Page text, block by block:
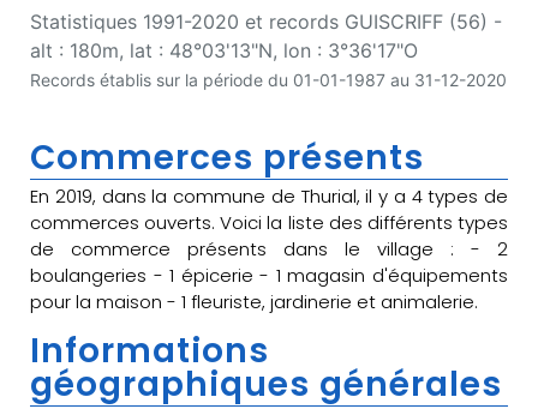
Statistiques 1991-2020 et records GUISCRIFF (56) -
alt : 180m, lat : 48°03'13"N, lon : 3°36'17"O
Records établis sur la période du 01-01-1987 au 31-12-2020
Commerces présents
En 2019, dans la commune de Thurial, il y a 4 types de
commerces ouverts. Voici la liste des différents types
de commerce présents dans le village : - 2
boulangeries - 1 épicerie - 1 magasin d'équipements
pour la maison - 1 fleuriste, jardinerie et animalerie.
Informations
géographiques générales